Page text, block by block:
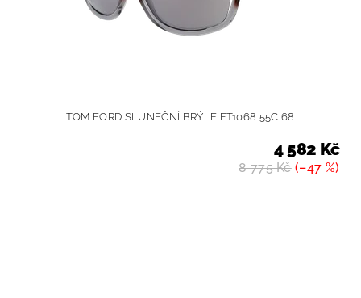
TOM FORD SLUNEČNÍ BRÝLE FT1068 55C 68
8 775 Kč(–47 %)
4 582 Kč